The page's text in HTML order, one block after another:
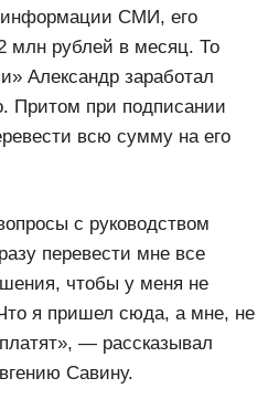
информации СМИ, его
млн рублей в месяц. То
Александр заработал
Притом при подписании
всю сумму на его
с руководством
перевести мне все
чтобы у меня не
я пришел сюда, а мне, не
— рассказывал
Савину.